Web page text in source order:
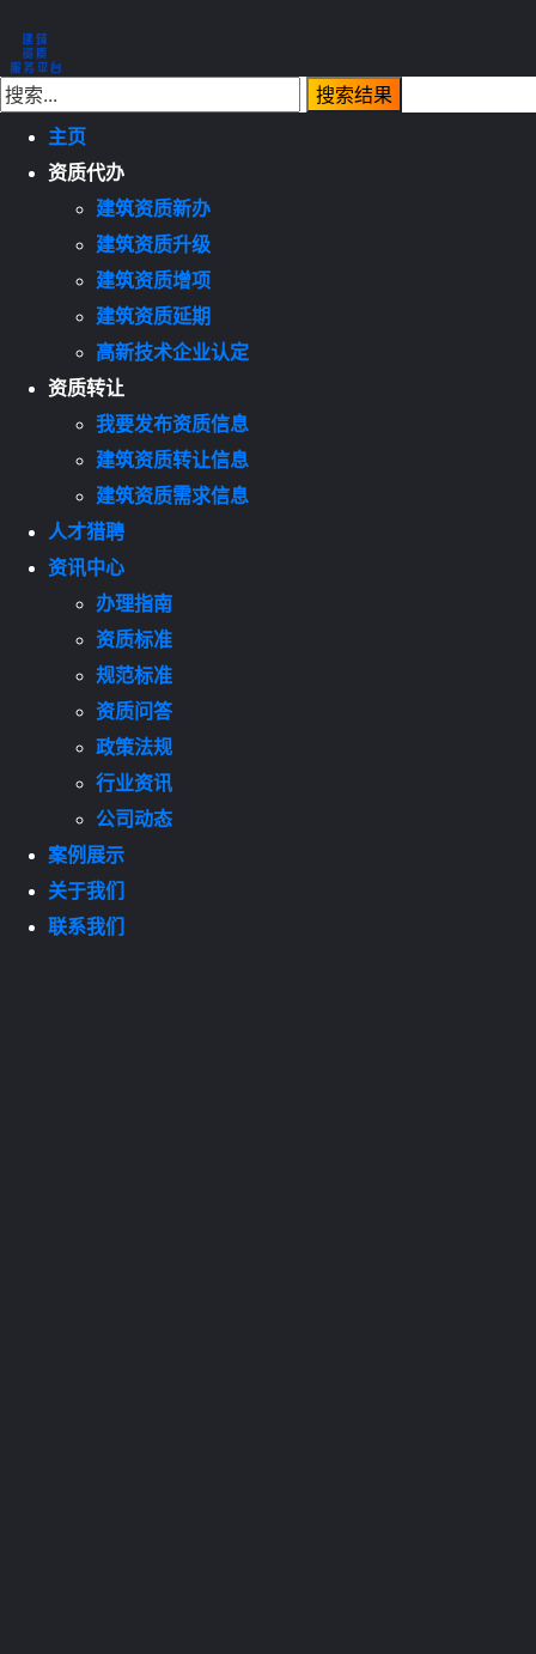
主页
资质代办
建筑资质新办
建筑资质升级
建筑资质增项
建筑资质延期
高新技术企业认定
资质转让
我要发布资质信息
建筑资质转让信息
建筑资质需求信息
人才猎聘
资讯中心
办理指南
资质标准
规范标准
资质问答
政策法规
行业资讯
公司动态
案例展示
关于我们
联系我们